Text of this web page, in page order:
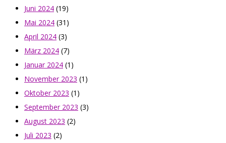
Juni 2024 (19)
Mai 2024 (31)
April 2024 (3)
März 2024 (7)
Januar 2024 (1)
November 2023 (1)
Oktober 2023 (1)
September 2023 (3)
August 2023 (2)
Juli 2023 (2)